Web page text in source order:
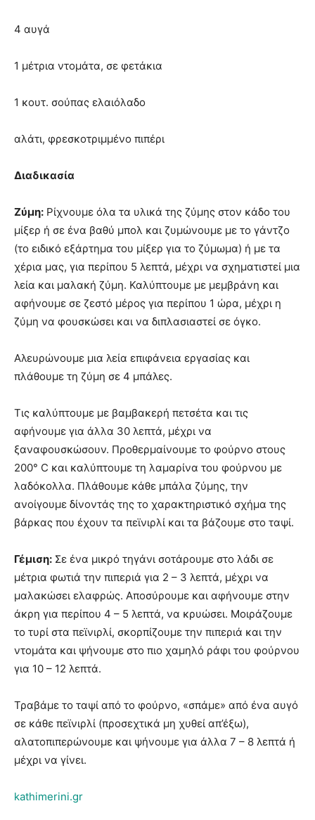
4 αυγά
1 μέτρια ντομάτα, σε φετάκια
1 κουτ. σούπας ελαιόλαδο
αλάτι, φρεσκοτριμμένο πιπέρι
Διαδικασία
Ζύμη: Ρίχνουμε όλα τα υλικά της ζύμης στον κάδο του
μίξερ ή σε ένα βαθύ μπολ και ζυμώνουμε με το γάντζο
(το ειδικό εξάρτημα του μίξερ για το ζύμωμα) ή με τα
χέρια μας, για περίπου 5 λεπτά, μέχρι να σχηματιστεί μια
λεία και μαλακή ζύμη. Καλύπτουμε με μεμβράνη και
αφήνουμε σε ζεστό μέρος για περίπου 1 ώρα, μέχρι η
ζύμη να φουσκώσει και να διπλασιαστεί σε όγκο.
Αλευρώνουμε μια λεία επιφάνεια εργασίας και
πλάθουμε τη ζύμη σε 4 μπάλες.
Τις καλύπτουμε με βαμβακερή πετσέτα και τις
αφήνουμε για άλλα 30 λεπτά, μέχρι να
ξαναφουσκώσουν. Προθερμαίνουμε το φούρνο στους
200° C και καλύπτουμε τη λαμαρίνα του φούρνου με
λαδόκολλα. Πλάθουμε κάθε μπάλα ζύμης, την
ανοίγουμε δίνοντάς της το χαρακτηριστικό σχήμα της
βάρκας που έχουν τα πεϊνιρλί και τα βάζουμε στο ταψί.
Γέμιση: Σε ένα μικρό τηγάνι σοτάρουμε στο λάδι σε
μέτρια φωτιά την πιπεριά για 2 – 3 λεπτά, μέχρι να
μαλακώσει ελαφρώς. Αποσύρουμε και αφήνουμε στην
άκρη για περίπου 4 – 5 λεπτά, να κρυώσει. Μοιράζουμε
το τυρί στα πεϊνιρλί, σκορπίζουμε την πιπεριά και την
ντομάτα και ψήνουμε στο πιο χαμηλό ράφι του φούρνου
για 10 – 12 λεπτά.
Τραβάμε το ταψί από το φούρνο, «σπάμε» από ένα αυγό
σε κάθε πεϊνιρλί (προσεχτικά μη χυθεί απ’έξω),
αλατοπιπερώνουμε και ψήνουμε για άλλα 7 – 8 λεπτά ή
μέχρι να γίνει.
kathimerini.gr